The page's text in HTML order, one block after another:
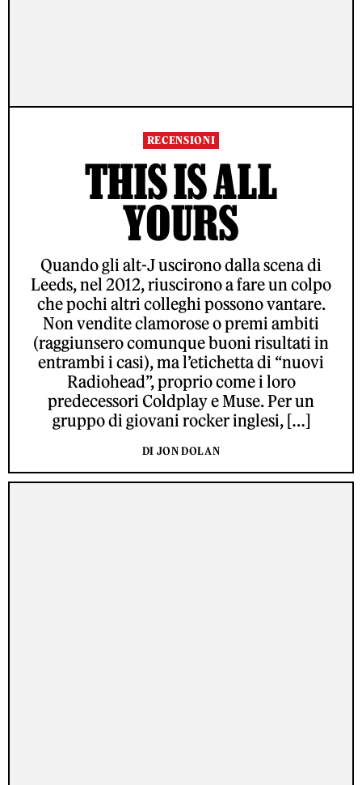
RECENSIONI
THIS IS ALL
YOURS
Quando gli alt-J uscirono dalla scena di
Leeds, nel 2012, riuscirono a fare un colpo
che pochi altri colleghi possono vantare.
Non vendite clamorose o premi ambiti
(raggiunsero comunque buoni risultati in
entrambi i casi), ma l’etichetta di “nuovi
Radiohead”, proprio come i loro
predecessori Coldplay e Muse. Per un
gruppo di giovani rocker inglesi, […]
DI JON DOLAN